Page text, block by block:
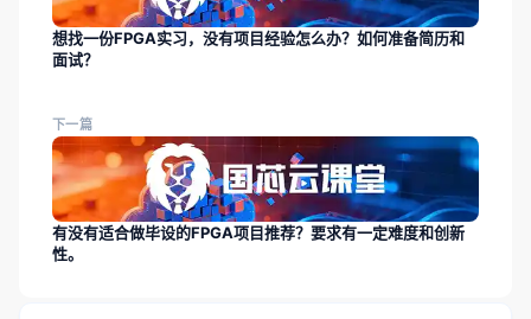
想找一份FPGA实习，没有项目经验怎么办？如何准备简历和
面试？
下一篇
有没有适合做毕设的FPGA项目推荐？要求有一定难度和创新
性。